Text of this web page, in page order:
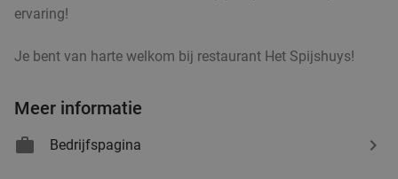
ervaring!
Je bent van harte welkom bij restaurant Het Spijshuys!
Meer informatie
Bedrijfspagina